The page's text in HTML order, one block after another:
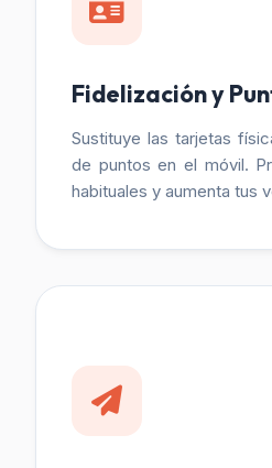
Fidelización y
Sustituye las tarjetas
de puntos en el móvil.
habituales y aumenta tus